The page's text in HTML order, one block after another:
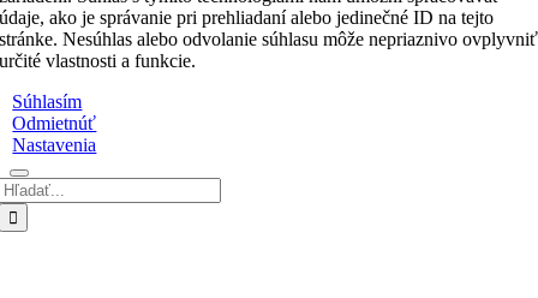
údaje, ako je správanie pri prehliadaní alebo jedinečné ID na tejto
stránke. Nesúhlas alebo odvolanie súhlasu môže nepriaznivo ovplyvniť
určité vlastnosti a funkcie.
Súhlasím
Odmietnúť
Nastavenia